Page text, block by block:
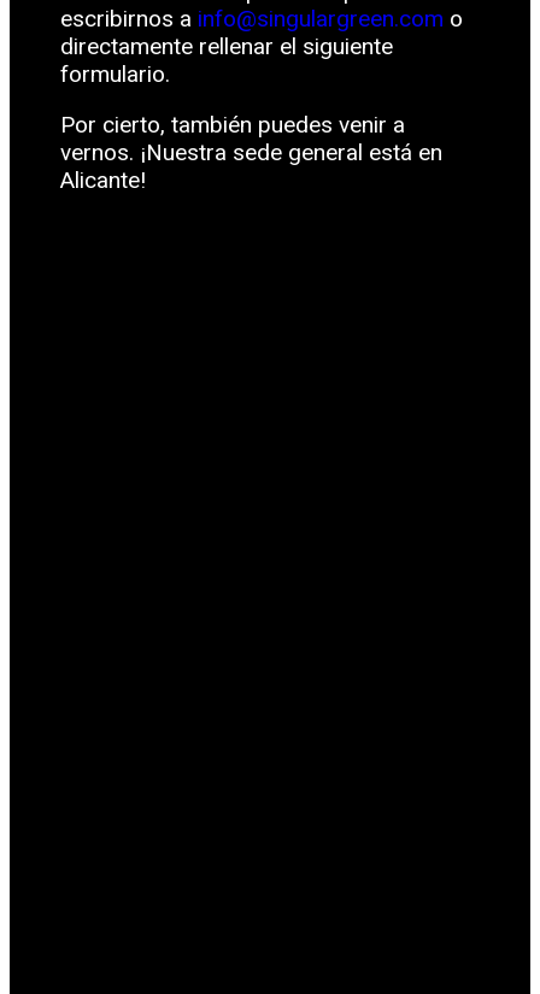
escribirnos a info@singulargreen.com o
directamente rellenar el siguiente
formulario.
Por cierto, también puedes venir a
vernos. ¡Nuestra sede general está en
Alicante!